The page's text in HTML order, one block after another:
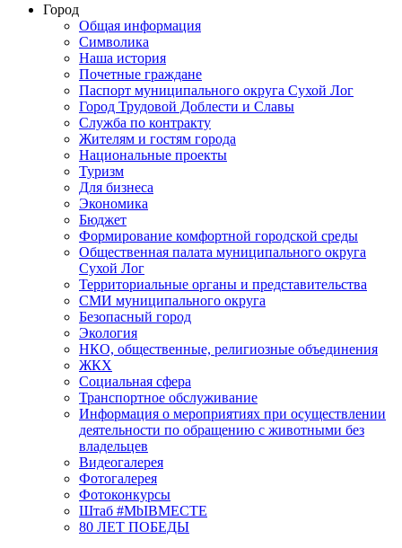
Город
Общая информация
Символика
Наша история
Почетные граждане
Паспорт муниципального округа Сухой Лог
Город Трудовой Доблести и Славы
Служба по контракту
Жителям и гостям города
Национальные проекты
Туризм
Для бизнеса
Экономика
Бюджет
Формирование комфортной городской среды
Общественная палата муниципального округа
Сухой Лог
Территориальные органы и представительства
СМИ муниципального округа
Безопасный город
Экология
НКО, общественные, религиозные объединения
ЖКХ
Социальная сфера
Транспортное обслуживание
Информация о мероприятиях при осуществлении
деятельности по обращению с животными без
владельцев
Видеогалерея
Фотогалерея
Фотоконкурсы
Штаб #MbIBMECTE
80 ЛЕТ ПОБЕДЫ